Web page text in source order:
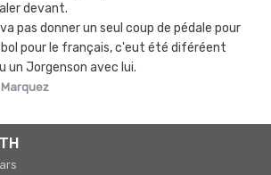
devant.
pas donner un seul coup de pédale pour
bol pour le français, c'eut été diféréent
un Jorgenson avec lui.